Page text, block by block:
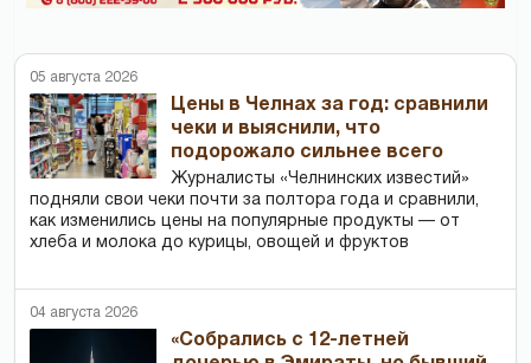
05 августа 2026
Цены в Челнах за год: сравнили
чеки и выяснили, что
подорожало сильнее всего
Журналисты «Челнинских известий»
подняли свои чеки почти за полтора года и сравнили,
как изменились цены на популярные продукты — от
хлеба и молока до курицы, овощей и фруктов
04 августа 2026
«Собрались с 12-летней